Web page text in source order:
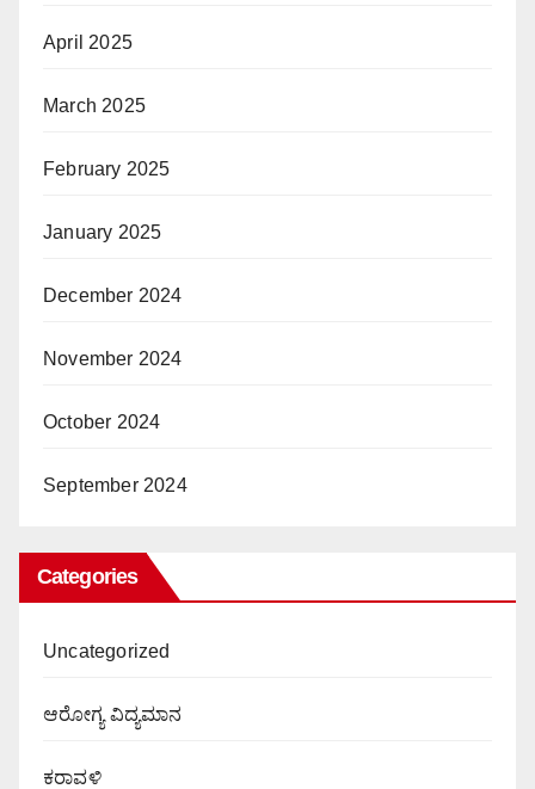
April 2025
March 2025
February 2025
January 2025
December 2024
November 2024
October 2024
September 2024
Categories
Uncategorized
ಆರೋಗ್ಯ ವಿದ್ಯಮಾನ
ಕರಾವಳಿ